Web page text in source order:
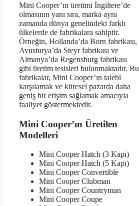
Mini Cooper’ın üretimi İngiltere’de
olmasının yanı sıra, marka aynı
zamanda dünya genelindeki farklı
ülkelerde de fabrikalara sahiptir.
Örneğin, Hollanda’da Born fabrikası,
Avusturya’da Steyr fabrikası ve
Almanya’da Regensburg fabrikası
gibi üretim tesisleri bulunmaktadır. Bu
fabrikalar, Mini Cooper’ın talebi
karşılamak ve küresel pazarda daha
geniş bir erişim sağlamak amacıyla
faaliyet göstermektedir.
Mini Cooper’ın Üretilen
Modelleri
Mini Cooper Hatch (3 Kapı)
Mini Cooper Hatch (5 Kapı)
Mini Cooper Convertible
Mini Cooper Clubman
Mini Cooper Countryman
Mini Cooper Coupe